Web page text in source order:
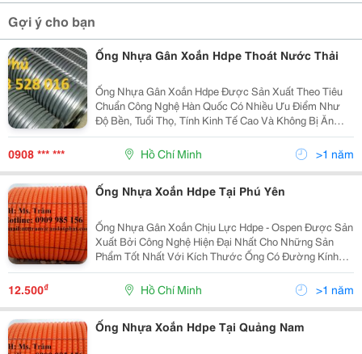
Gợi ý cho bạn
Ống Nhựa Gân Xoắn Hdpe Thoát Nước Thải
Ống Nhựa Gân Xoắn Hdpe Được Sản Xuất Theo Tiêu
Chuẩn Công Nghệ Hàn Quốc Có Nhiều Ưu Điểm Như
Độ Bền, Tuổi Thọ, Tính Kinh Tế Cao Và Không Bị Ăn
Mòn. Ống Được Sản Xuất Từ Hạt Hdpe Mật Độ Cao,
Phía Trong Rộng Ít Ma Sát, Chế Độ Dòng Chảy Tốt, Giữa
Vách T
0908 *** *** Hồ Chí Minh >1 năm
Ống Nhựa Xoắn Hdpe Tại Phú Yên
Ống Nhựa Gân Xoắn Chịu Lực Hdpe - Ospen Được Sản
Xuất Bởi Công Nghệ Hiện Đại Nhất Cho Những Sản
Phẩm Tốt Nhất Với Kích Thước Ống Có Đường Kính
Từ 25Mm Đến 250Mm . Ưu Điểm: Độ Dài Liên Tục, Dễ
Dàng Uốn Cong, Khả Năng Chịu Lực Lớn, Kinh Tế, Tiết
12.500₫ Hồ Chí Minh >1 năm
Ống Nhựa Xoắn Hdpe Tại Quảng Nam